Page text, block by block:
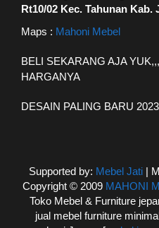
Rt10/02 Kec. Tahunan Kab.
Maps : Mahoni Mebel
BELI SEKARANG AJA
HARGANYA
DESAIN PALING BARU
Supported by: Mebel Jati|
Copyright © 2009 MAHONI
Toko Mebel & Furniture
jual mebel furniture